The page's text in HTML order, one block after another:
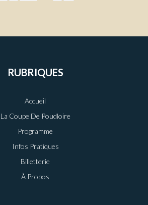
RUBRIQUES
Accueil
La Coupe De Poudloire
Programme
Infos Pratiques
Billetterie
À Propos